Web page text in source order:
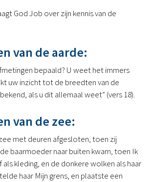
God Job over zijn kennis van de
van de aarde:
bepaald? U weet het immers
uw inzicht tot de breedten van de
als u dit allemaal weet” (vers 18).
van de zee:
met deuren afgesloten, toen zij
baarmoeder naar buiten kwam, toen Ik
als kleding, en de donkere wolken als haar
haar Mijn grens, en plaatste een